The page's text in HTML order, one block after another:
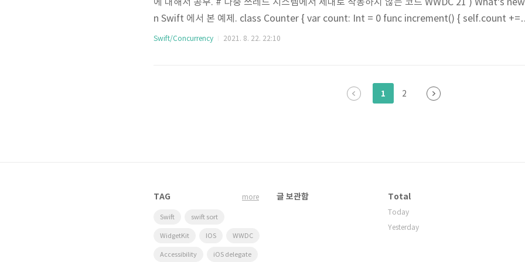
에 대해서 공부. # 다중 쓰레드 시스템에서 제대로 작동하지 않는 코드 WWDC 21 ) What‘s
n Swift 에서 본 예제. class Counter { var count: Int = 0 func increment() { self.count +=
} } 이런 Counter가 있고, let counter = Counter() // global DispatchQueue.global().async {
Swift/Concurrency 2021. 8. 22. 22:10
1 2
TAG
Swift swift sort
WidgetKit IOS WWDC
Accessibility iOS delegate
more 글 보관함 Total
Today
Yesterday